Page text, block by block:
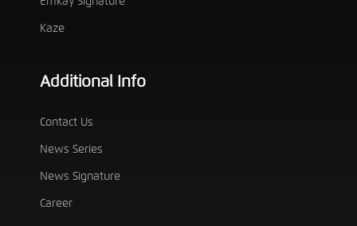
Kaze
Additional Info
Contact Us
News Series
News Signature
Career